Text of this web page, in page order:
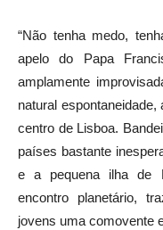
“Não tenha medo,
apelo do Papa
amplamente
natural
centro de Lisboa.
países bastante
e a pequena ilha de
encontro planetário,
jovens uma comovente